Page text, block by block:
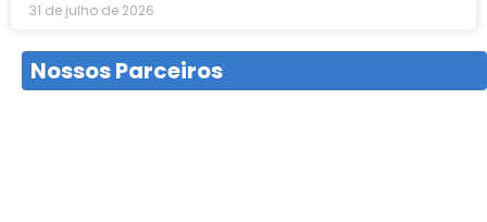
31 de julho de 2026
Nossos Parceiros